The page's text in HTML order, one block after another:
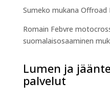
Sumeko mukana Offroad
Romain Febvre
suomalaisosaaminen
Lumen ja
palvelut